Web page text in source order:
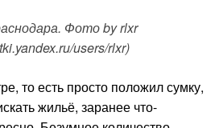
Фото by rlxr
users/rlxr)
то есть просто положил сумку,
жильё, заранее что-